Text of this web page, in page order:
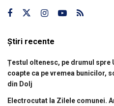
Știri recente
Țestul oltenesc, pe drumul spre
coapte ca pe vremea bunicilor,
din Dolj
Electrocutat la Zilele comunei.